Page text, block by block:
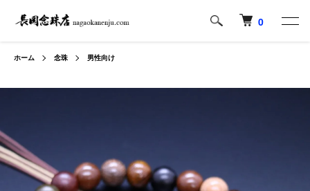
0
ホーム 念珠 男性向け